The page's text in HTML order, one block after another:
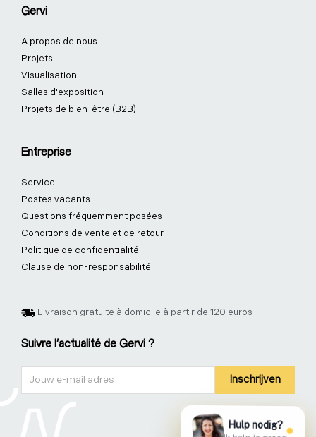
Gervi
A propos de nous
Projets
Visualisation
Salles d'exposition
Projets de bien-être (B2B)
Entreprise
Service
Postes vacants
Questions fréquemment posées
Conditions de vente et de retour
Politique de confidentialité
Clause de non-responsabilité
Livraison gratuite à domicile à partir de 120 euros
Suivre l'actualité de Gervi ?
Inschrijven